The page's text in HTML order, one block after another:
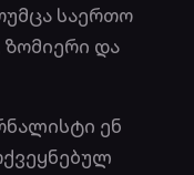
საერთო
ზომიერი და
ენ